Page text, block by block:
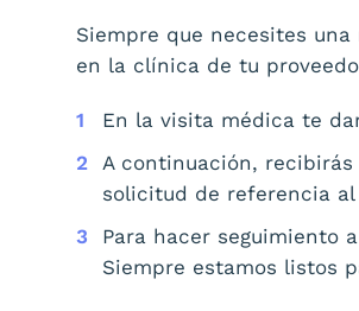
Siempre que necesites
en la clínica de tu
En la visita médica te
A continuación,
solicitud de referencia
Para hacer seguimiento
Siempre estamos listos